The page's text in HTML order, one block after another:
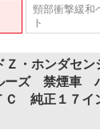
頸部衝撃緩和
ト
Ｚ・ホンダ
ーズ 禁煙車
純正１７イ